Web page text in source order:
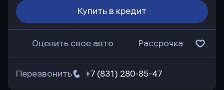
Купить в кредит
Оценить свое авто Рассрочка
+7 (831) 280-85-47
Перезвонить